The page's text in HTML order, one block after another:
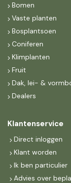
Bomen
Vaste planten
Bosplantsoen
Coniferen
Klimplanten
Fruit
Dak, lei- &
Dealers
Klantenservice
Direct inloggen
Klant worden
Ik ben particulier
Advies over